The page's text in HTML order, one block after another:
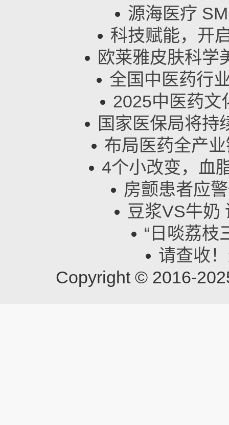
源海医疗
科技赋能，开
欧莱雅皮肤科学
全国中医药行
2025中医药文
国家医保局将持
布局医药全产
4个小改变，血
房颤患者应
豆浆VS牛奶
“日啖荔枝
请查收
Copyright © 2016-